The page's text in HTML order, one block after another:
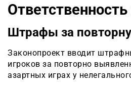
Ответственность
Штрафы за
Законопроект вводит
игроков за повторно
азартных играх у